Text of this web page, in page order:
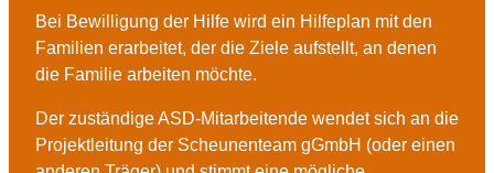
Bei Bewilligung der Hilfe wird ein Hilfeplan mit den
Familien erarbeitet, der die Ziele aufstellt, an denen
die Familie arbeiten möchte.
Der zuständige ASD-Mitarbeitende wendet sich an die
Projektleitung der Scheunenteam gGmbH (oder einen